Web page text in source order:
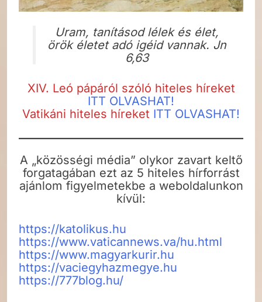
Uram, tanításod lélek és élet,
örök életet adó igéid vannak. Jn
6,63
XIV. Leó pápáról szóló hiteles híreket
ITT OLVASHAT!
Vatikáni hiteles híreket ITT OLVASHAT!
A „közösségi média” olykor zavart keltő
forgatagában ezt az 5 hiteles hírforrást
ajánlom figyelmetekbe a weboldalunkon
kívül:
https://katolikus.hu
https://www.vaticannews.va/hu.html
https://www.magyarkurir.hu
https://vaciegyhazmegye.hu
https://777blog.hu/